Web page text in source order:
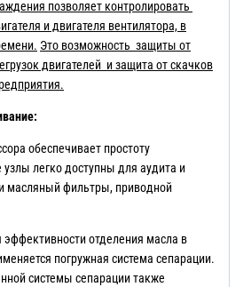
позволяет контролировать
и двигателя вентилятора, в
Это возможность защиты от
двигателей и защита от скачков
обеспечивает простоту
узлы легко доступны для аудита и
масляный фильтры, приводной
эффективности отделения масла в
погружная система сепарации.
системы сепарации также